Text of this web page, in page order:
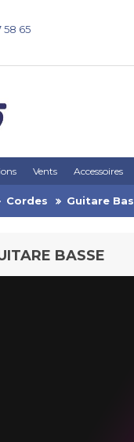
58 65
Vents Accessoires
Cordes Guitare
BASSE